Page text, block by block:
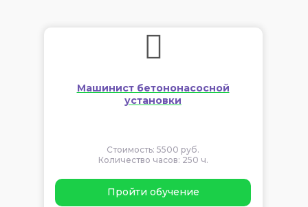
Машинист бетононасосной
установки
Стоимость: 5500 руб.
Количество часов: 250 ч.
Пройти обучение